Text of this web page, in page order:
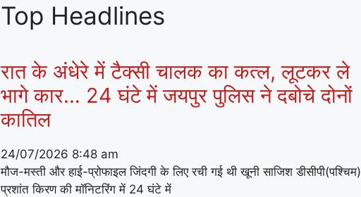
Top Headlines
रात के अंधेरे में टैक्सी चालक का कत्ल, लूटकर ले
भागे कार… 24 घंटे में जयपुर पुलिस ने दबोचे दोनों
कातिल
24/07/2026 8:48 am
मौज-मस्ती और हाई-प्रोफाइल जिंदगी के लिए रची गई थी खूनी साजिश डीसीपी(पश्चिम)
प्रशांत किरण की मॉनिटरिंग में 24 घंटे में